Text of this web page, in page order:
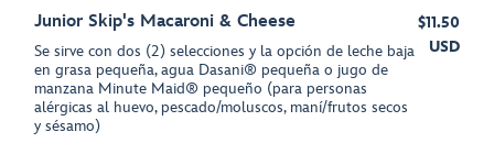
Junior Skip's Macaroni & Cheese
Se sirve con dos (2) selecciones y la opción de leche baja
en grasa pequeña, agua Dasani® pequeña o jugo de
manzana Minute Maid® pequeño (para personas
alérgicas al huevo, pescado/moluscos, maní/frutos secos
y sésamo)
$11.50
USD